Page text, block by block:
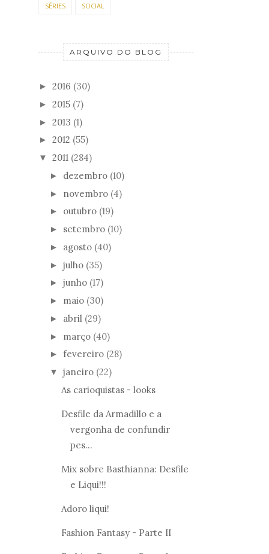
SÉRIES SOCIAL
ARQUIVO DO BLOG
► 2016 (30)
► 2015 (7)
► 2013 (1)
► 2012 (55)
▼ 2011 (284)
► dezembro (10)
► novembro (4)
► outubro (19)
► setembro (10)
► agosto (40)
► julho (35)
► junho (17)
► maio (30)
► abril (29)
► março (40)
► fevereiro (28)
▼ janeiro (22)
As carioquistas - looks
Desfile da Armadillo e a
vergonha de confundir
pes...
Mix sobre Basthianna: Desfile
e Liqui!!!
Adoro liqui!
Fashion Fantasy - Parte II